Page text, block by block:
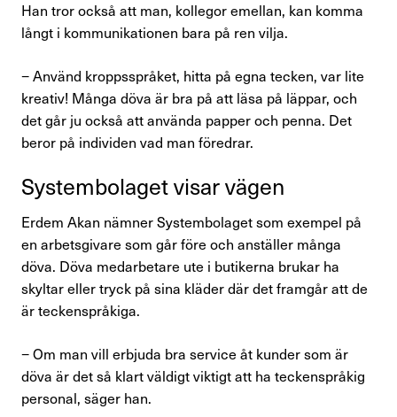
Han tror också att man, kollegor emellan, kan komma
långt i kommunikationen bara på ren vilja.
− Använd kroppsspråket, hitta på egna teck­en, var lite
kreativ! Många döva är bra på att läsa på läppar, och
det går ju också att använda papper och penna. Det
beror på individen vad man föredrar.
System­bo­laget visar vägen
Erdem Akan nämner Systembolaget som exempel på
en arbetsgivare som går före och anställer många
döva. Döva medarbetare ute i butikerna brukar ha
skyltar eller tryck på sina kläder där det framgår att de
är tecken­språkiga.
− Om man vill erbjuda bra service åt kunder som är
döva är det så klart väldigt viktigt att ha teckenspråkig
personal, säger han.